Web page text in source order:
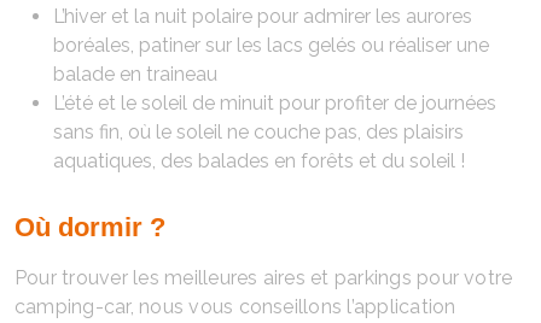
L’hiver et la nuit polaire pour admirer les aurores
boréales, patiner sur les lacs gelés ou réaliser une
balade en traineau
L’été et le soleil de minuit pour profiter de journées
sans fin, où le soleil ne couche pas, des plaisirs
aquatiques, des balades en forêts et du soleil !
Où dormir ?
Pour trouver les meilleures aires et parkings pour votre
camping-car, nous vous conseillons l’application